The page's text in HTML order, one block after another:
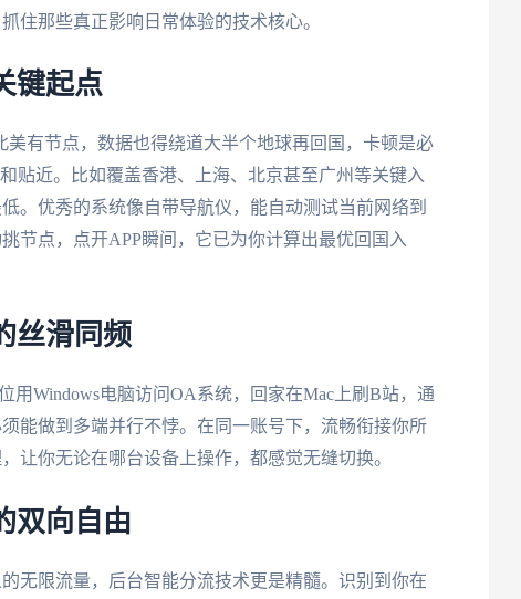
住那些真正影响日常体验的技术核心。
键起点
有节点，数据也得绕道大半个地球再回国，卡顿是必
贴近。比如覆盖香港、上海、北京甚至广州等关键入
。优秀的系统像自带导航仪，能自动测试当前网络到
节点，点开APP瞬间，它已为你计算出最优回国入
丝滑同频
用Windows电脑访问OA系统，回家在Mac上刷B站，通
能做到多端并行不悖。在同一账号下，流畅衔接你所
让你无论在哪台设备上操作，都感觉无缝切换。
双向自由
无限流量，后台智能分流技术更是精髓。识别到你在